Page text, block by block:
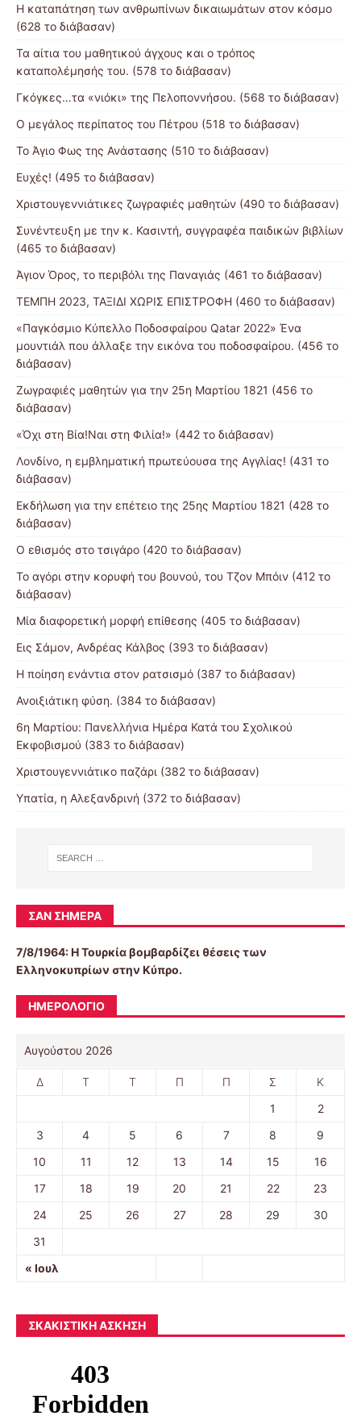
Η καταπάτηση των ανθρωπίνων δικαιωμάτων στον κόσμο
(628 το διάβασαν)
Τα αίτια του μαθητικού άγχους και ο τρόπος
καταπολέμησής του. (578 το διάβασαν)
Γκόγκες…τα «νιόκι» της Πελοποννήσου. (568 το διάβασαν)
Ο μεγάλος περίπατος του Πέτρου (518 το διάβασαν)
Το Άγιο Φως της Ανάστασης (510 το διάβασαν)
Ευχές! (495 το διάβασαν)
Χριστουγεννιάτικες ζωγραφιές μαθητών (490 το διάβασαν)
Συνέντευξη με την κ. Κασιντή, συγγραφέα παιδικών βιβλίων
(465 το διάβασαν)
Άγιον Όρος, το περιβόλι της Παναγιάς (461 το διάβασαν)
ΤΕΜΠΗ 2023, ΤΑΞΙΔΙ ΧΩΡΙΣ ΕΠΙΣΤΡΟΦΗ (460 το διάβασαν)
«Παγκόσμιο Κύπελλο Ποδοσφαίρου Qatar 2022» Ένα
μουντιάλ που άλλαξε την εικόνα του ποδοσφαίρου. (456 το
διάβασαν)
Ζωγραφιές μαθητών για την 25η Μαρτίου 1821 (456 το
διάβασαν)
«Όχι στη Βία!Ναι στη Φιλία!» (442 το διάβασαν)
Λονδίνο, η εμβληματική πρωτεύουσα της Αγγλίας! (431 το
διάβασαν)
Εκδήλωση για την επέτειο της 25ης Μαρτίου 1821 (428 το
διάβασαν)
Ο εθισμός στο τσιγάρο (420 το διάβασαν)
Το αγόρι στην κορυφή του βουνού, του Τζον Μπόιν (412 το
διάβασαν)
Μία διαφορετική μορφή επίθεσης (405 το διάβασαν)
Εις Σάμον, Ανδρέας Κάλβος (393 το διάβασαν)
Η ποίηση ενάντια στον ρατσισμό (387 το διάβασαν)
Ανοιξιάτικη φύση. (384 το διάβασαν)
6η Μαρτίου: Πανελλήνια Ημέρα Κατά του Σχολικού
Εκφοβισμού (383 το διάβασαν)
Χριστουγεννιάτικο παζάρι (382 το διάβασαν)
Υπατία, η Αλεξανδρινή (372 το διάβασαν)
ΣΑΝ ΣΉΜΕΡΑ
7/8/1964: Η Τουρκία βομβαρδίζει θέσεις των
Ελληνοκυπρίων στην Κύπρο.
ΗΜΕΡΟΛΌΓΙΟ
Αυγούστου 2026
Δ Τ Τ Π Π Σ Κ
« Ιουλ
1
2
3
4 5 6 7 8
9
10
11 12 13 14 15
16
17
18 19 20 21 22
23
24
25 26 27 28 29
30
31
ΣΚΑΚΙΣΤΙΚΉ ΆΣΚΗΣΗ